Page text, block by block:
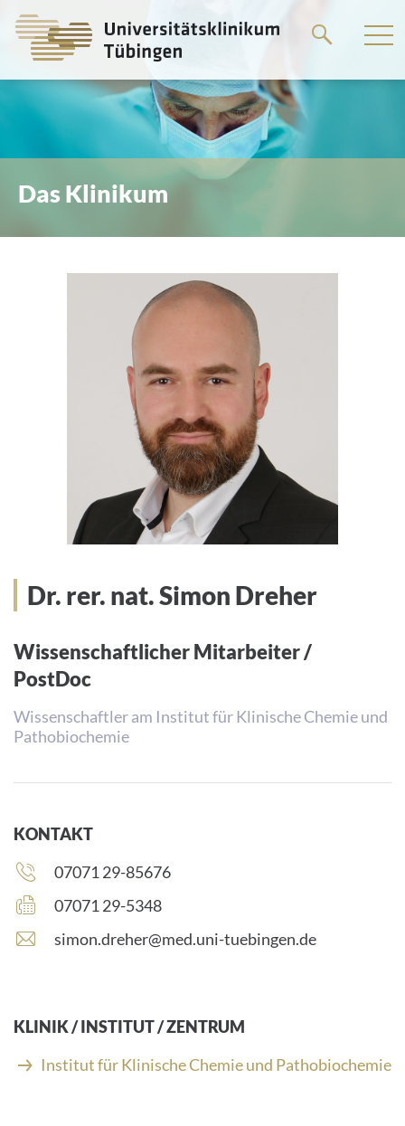
zum
Das Klinikum
Dr. rer. nat. Simon Dreher
Wissenschaftlicher Mitarbeiter /
PostDoc
Wissenschaftler am Institut für Klinische Chemie und
Pathobiochemie
KONTAKT
Telefonnummer:
07071 29-85676
Faxnummer:
07071 29-5348
E
i
l
A
simon.dreher@med.uni-tuebingen.de
KLINIK / INSTITUT / ZENTRUM
Institut für Klinische Chemie und Pathobiochemie